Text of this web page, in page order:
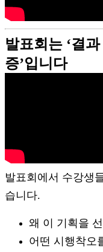
발표회는 ‘결
증’입니다
발표회에서 수강생
습니다.
왜 이 기획을
어떤 시행착오